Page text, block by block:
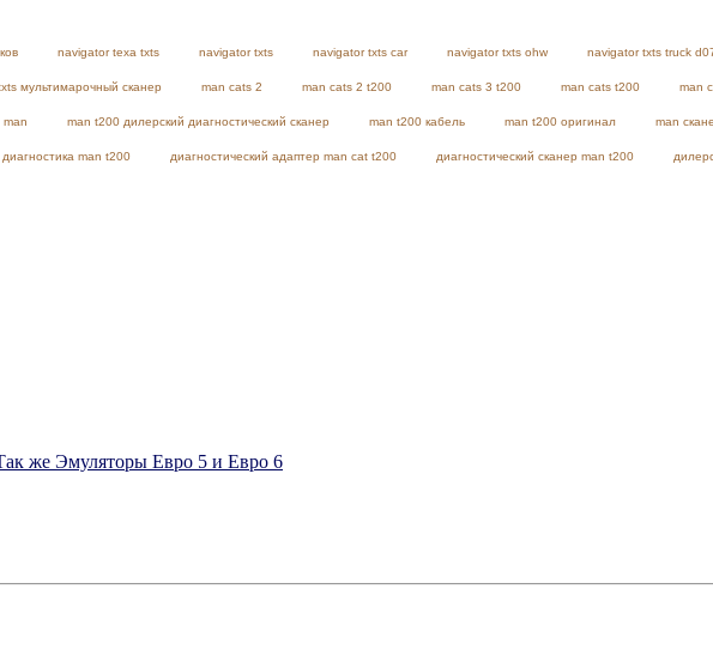
navigator texa txts navigator txts navigator txts car navigator txts ohw navigator txts truck
мультимарочный сканер man cats 2 man cats 2 t200 man cats 3 t200 man cats t200 man
man man t200 дилерский диагностический сканер man t200 кабель man t200 оригинал man
диагностика man t200 диагностический адаптер man cat t200 диагностический сканер man t200
же Эмуляторы Евро 5 и Евро 6